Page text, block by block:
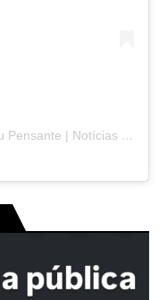
Um post compartilhado por Pirambu Pensante | Notícias & Entretenimento (@pirambupensante)